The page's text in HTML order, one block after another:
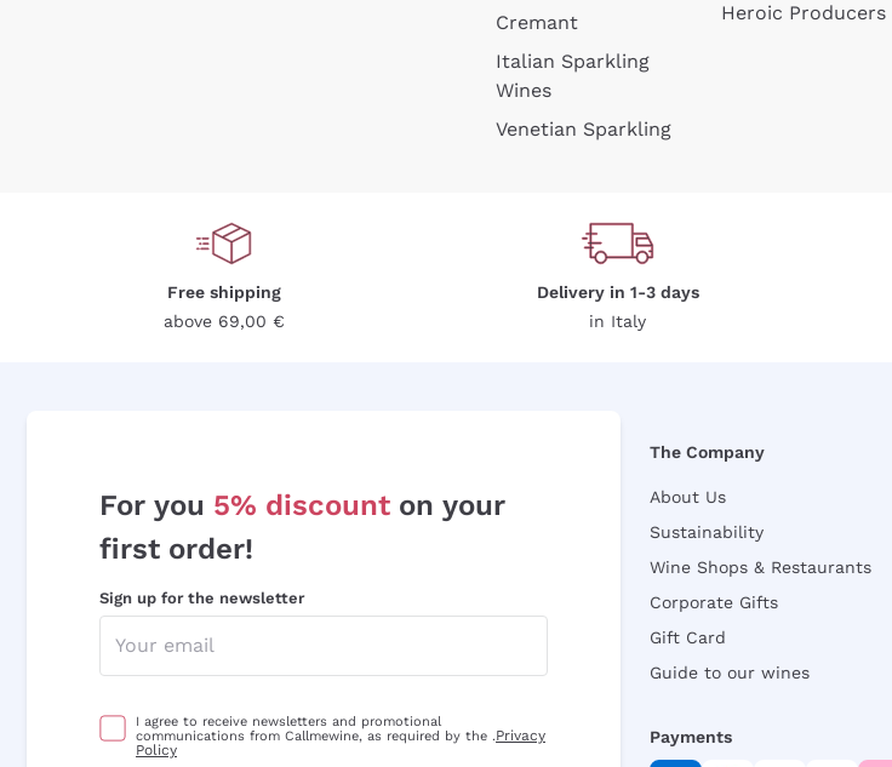
Cremant
Italian Sparkling
Wines
Venetian Sparkling
Heroic Producers
Free shipping
above 69,00 €
Delivery in 1-3 days
in Italy
For you 5% discount on your
first order!
Sign up for the newsletter
I agree to receive newsletters and promotional
communications from Callmewine, as required by the .Privacy
Policy
The Company
About Us
Sustainability
Wine Shops & Restaurants
Corporate Gifts
Gift Card
Guide to our wines
Payments